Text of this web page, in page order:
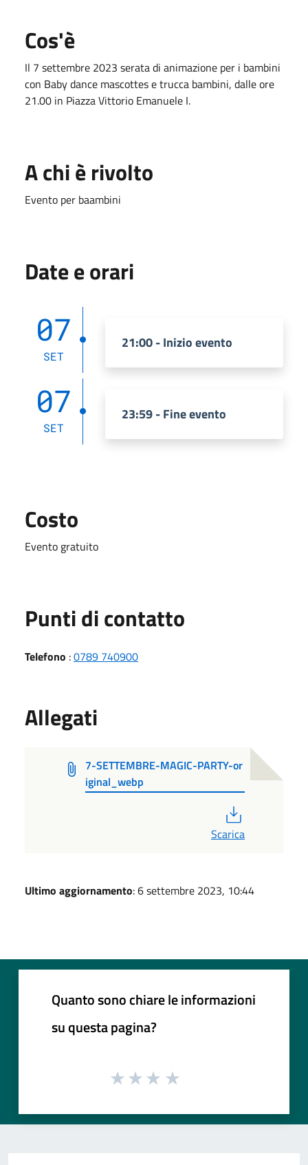
Cos'è
Il 7 settembre 2023 serata di animazione per i bambini
con Baby dance mascottes e trucca bambini, dalle ore
21.00 in Piazza Vittorio Emanuele I.
A chi è rivolto
Evento per baambini
Date e orari
07
SET
21:00 - Inizio evento
07
SET
23:59 - Fine evento
Costo
Evento gratuito
Punti di contatto
Telefono :0789 740900
Allegati
7-SETTEMBRE-MAGIC-PARTY-or
iginal_webp
Scarica
Ultimo aggiornamento: 6 settembre 2023, 10:44
Quanto sono chiare le informazioni
su questa pagina?